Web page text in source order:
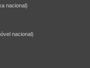
nacional)
nacional)